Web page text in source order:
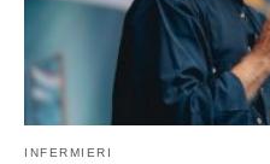
INFERMIERI